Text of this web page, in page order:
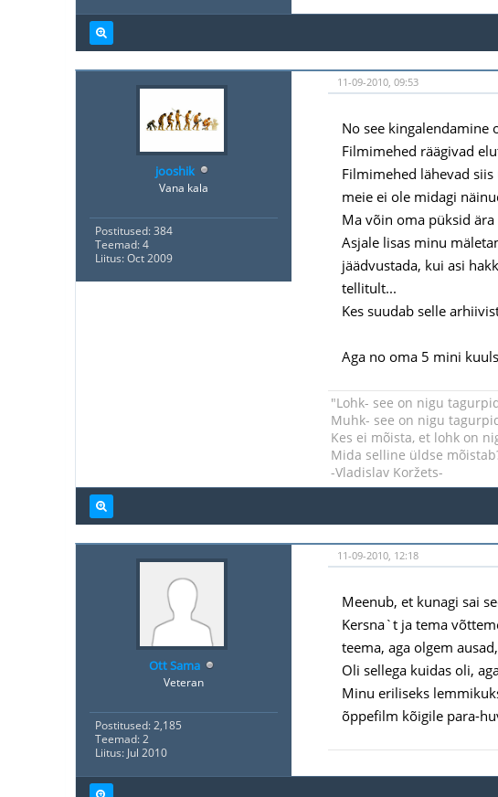
jooshik
Vana kala
Postitused: 384
Teemad: 4
Liitus: Oct 2009
11-09-2010, 09:53
No see kingalendamine
Filmimehed räägivad
Filmimehed lähevad
meie ei ole midagi
Ma võin oma püksid
Asjale lisas minu
jäädvustada, kui asi
tellitult...
Kes suudab selle
Aga no oma 5 mini
"Lohk- see on nigu
Muhk- see on nigu
Kes ei mõista, et lohk on
Mida selline üldse
-Vladislav Koržets-
Ott Sama
Veteran
Postitused: 2,185
Teemad: 2
Liitus: Jul 2010
11-09-2010, 12:18
Meenub, et kunagi sai
Kersna`t ja tema
teema, aga olgem
Oli sellega kuidas oli,
Minu eriliseks
õppefilm kõigile para-